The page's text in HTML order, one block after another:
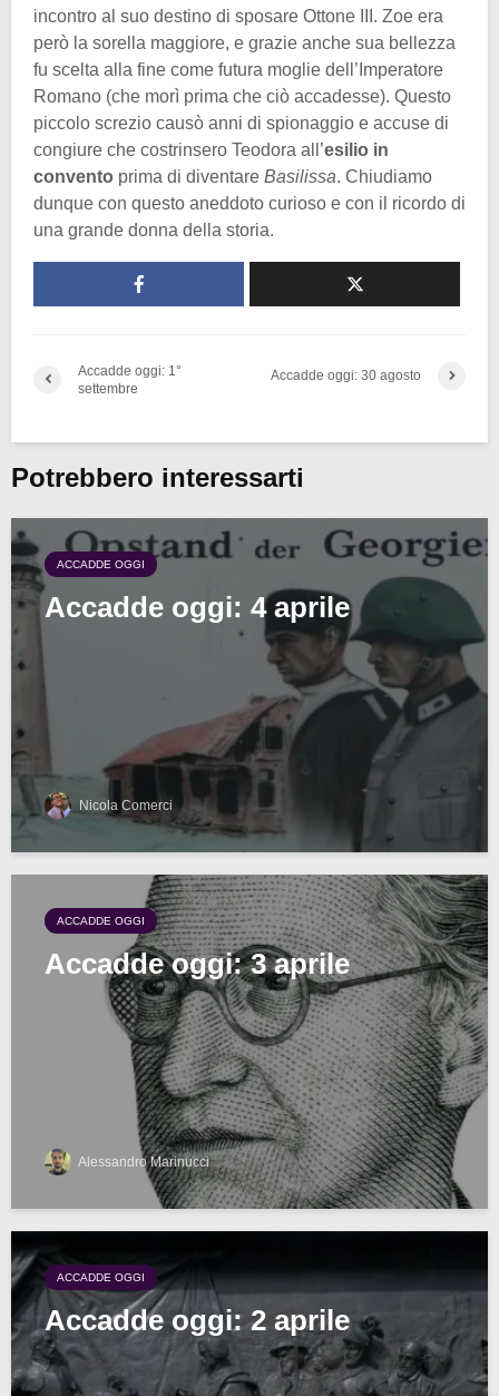
incontro al suo destino di sposare Ottone III. Zoe era
però la sorella maggiore, e grazie anche sua bellezza
fu scelta alla fine come futura moglie dell’Imperatore
Romano (che morì prima che ciò accadesse). Questo
piccolo screzio causò anni di spionaggio e accuse di
congiure che costrinsero Teodora all’esilio in
convento prima di diventare Basilissa. Chiudiamo
dunque con questo aneddoto curioso e con il ricordo di
una grande donna della storia.
Accadde oggi: 1°
settembre
Accadde oggi: 30 agosto
Potrebbero interessarti
ACCADDE OGGI
Accadde oggi: 4 aprile
Nicola Comerci
ACCADDE OGGI
Accadde oggi: 3 aprile
Alessandro Marinucci
ACCADDE OGGI
Accadde oggi: 2 aprile